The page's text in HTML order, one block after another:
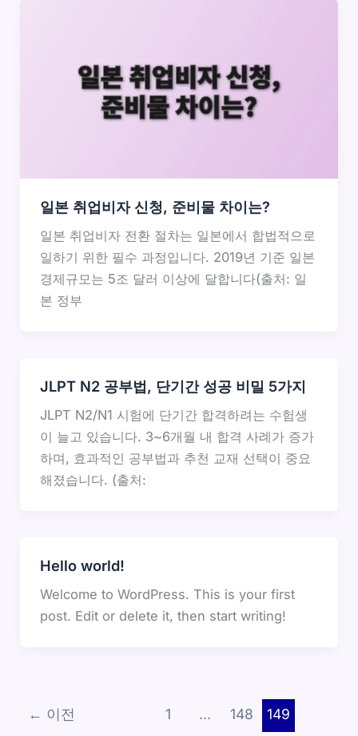
일본 취업비자 신청, 준비물 차이는?
일본 취업비자 전환 절차는 일본에서 합법적으로
일하기 위한 필수 과정입니다. 2019년 기준 일본
경제규모는 5조 달러 이상에 달합니다(출처: 일
본 정부
JLPT N2 공부법, 단기간 성공 비밀 5가지
JLPT N2/N1 시험에 단기간 합격하려는 수험생
이 늘고 있습니다. 3~6개월 내 합격 사례가 증가
하며, 효과적인 공부법과 추천 교재 선택이 중요
해졌습니다. (출처:
Hello world!
Welcome to WordPress. This is your first
post. Edit or delete it, then start writing!
← 이전 1 … 148 149